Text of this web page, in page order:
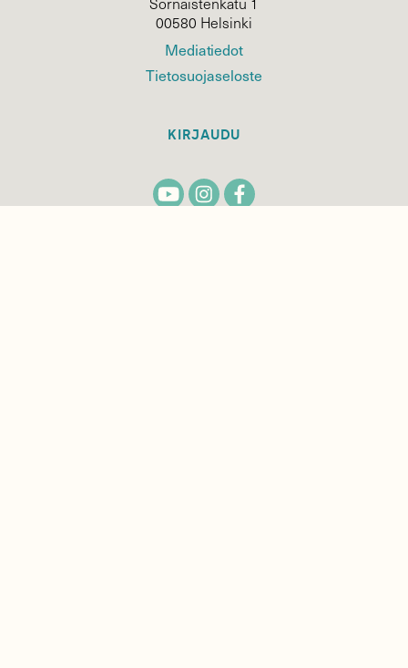
00580 Helsinki
Mediatiedot
Tietosuojaseloste
KIRJAUDU